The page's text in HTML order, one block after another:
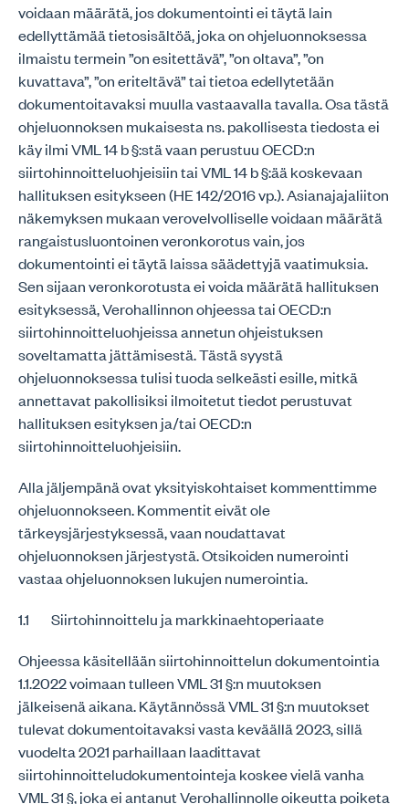
voidaan määrätä, jos dokumentointi ei täytä lain
edellyttämää tietosisältöä, joka on ohjeluonnoksessa
ilmaistu termein ”on esitettävä”, ”on oltava”, ”on
kuvattava”, ”on eriteltävä” tai tietoa edellytetään
dokumentoitavaksi muulla vastaavalla tavalla. Osa tästä
ohjeluonnoksen mukaisesta ns. pakollisesta tiedosta ei
käy ilmi VML 14 b §:stä vaan perustuu OECD:n
siirtohinnoitteluohjeisiin tai VML 14 b §:ää koskevaan
hallituksen esitykseen (HE 142/2016 vp.). Asianajajaliiton
näkemyksen mukaan verovelvolliselle voidaan määrätä
rangaistusluontoinen veronkorotus vain, jos
dokumentointi ei täytä laissa säädettyjä vaatimuksia.
Sen sijaan veronkorotusta ei voida määrätä hallituksen
esityksessä, Verohallinnon ohjeessa tai OECD:n
siirtohinnoitteluohjeissa annetun ohjeistuksen
soveltamatta jättämisestä. Tästä syystä
ohjeluonnoksessa tulisi tuoda selkeästi esille, mitkä
annettavat pakollisiksi ilmoitetut tiedot perustuvat
hallituksen esityksen ja/tai OECD:n
siirtohinnoitteluohjeisiin.
Alla jäljempänä ovat yksityiskohtaiset kommenttimme
ohjeluonnokseen. Kommentit eivät ole
tärkeysjärjestyksessä, vaan noudattavat
ohjeluonnoksen järjestystä. Otsikoiden numerointi
vastaa ohjeluonnoksen lukujen numerointia.
1.1 Siirtohinnoittelu ja markkinaehtoperiaate
Ohjeessa käsitellään siirtohinnoittelun dokumentointia
1.1.2022 voimaan tulleen VML 31 §:n muutoksen
jälkeisenä aikana. Käytännössä VML 31 §:n muutokset
tulevat dokumentoitavaksi vasta keväällä 2023, sillä
vuodelta 2021 parhaillaan laadittavat
siirtohinnoitteludokumentointeja koskee vielä vanha
VML 31 §, joka ei antanut Verohallinnolle oikeutta poiketa